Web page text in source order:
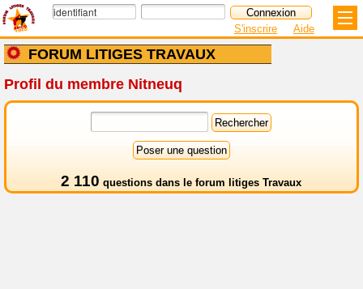
FORUM LITIGES TRAVAUX
S'inscrire Aide
Profil du membre Nitneuq
2 110 questions dans le forum litiges Travaux